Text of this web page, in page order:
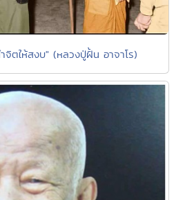
ตให้สงบ" (หลวงปู่ฝั้น อาจาโร)